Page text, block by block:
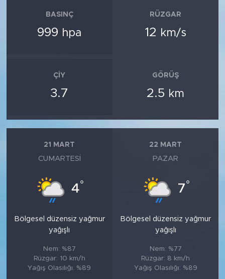
BASINÇ
999 hpa
RÜZGAR
12 km/s
ÇIY
3.7
GÖRÜŞ
2.5 km
21 MART
CUMARTESI
4°
Bölgesel düzensiz yağmur
yağışlı
Nem: %87
Rüzgar: 10 km/h
Yağış Olasılığı: %89
22 MART
PAZAR
7°
Bölgesel düzensiz yağmur
yağışlı
Nem: %77
Rüzgar: 8 km/h
Yağış Olasılığı: %89